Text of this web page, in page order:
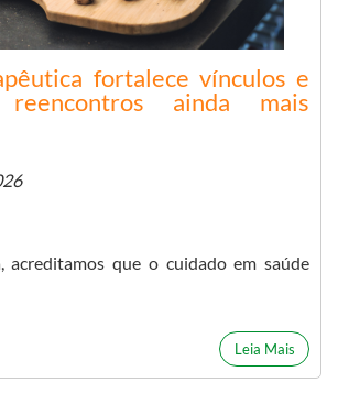
fortalece vínculos e
ainda mais
acreditamos que o cuidado em saúde
Leia Mais